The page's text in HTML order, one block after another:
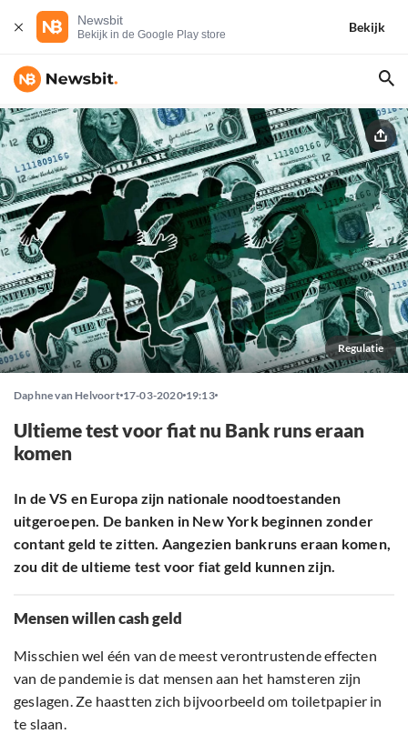
Newsbit
Bekijk in de Google Play store
Bekijk
Regulatie
Daphne van Helvoort 17-03-2020 19:13
Ultieme test voor fiat nu Bank runs eraan
komen
In de VS en Europa zijn nationale noodtoestanden
uitgeroepen. De banken in New York beginnen zonder
contant geld te zitten. Aangezien bankruns eraan komen,
zou dit de ultieme test voor fiat geld kunnen zijn.
Mensen willen cash geld
Misschien wel één van de meest verontrustende effecten
van de pandemie is dat mensen aan het hamsteren zijn
geslagen. Ze haastten zich bijvoorbeeld om toiletpapier in
te slaan.